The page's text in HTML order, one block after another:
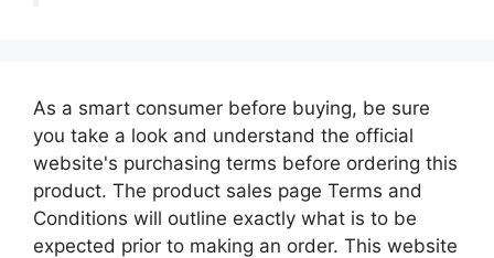
As a smart consumer before buying, be sure
you take a look and understand the official
website's purchasing terms before ordering this
product. The product sales page Terms and
Conditions will outline exactly what is to be
expected prior to making an order. This website